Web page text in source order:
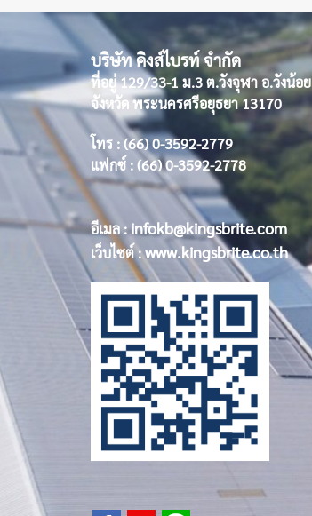
บริษัท คิงส์ไบรท์ จำกัด
ที่อยู่ 129/33-1 ม.3 ต.วังจุฬา อ.วังน้อย
จังหวัด พระนครศรีอยุธยา 13170
โทร : (66) 0-3592-2779
แฟกซ์ : (66) 0-3592-2778
อีเมล :infokb@kingsbrite.com
เว็บไซต์ :www.kingsbrite.co.th